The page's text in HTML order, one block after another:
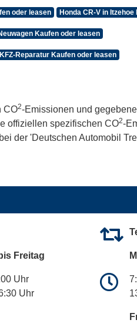
oder leasen Honda CR-V in
Kaufen oder leasen
Reparatur Kaufen oder leasen
CO2-Emissionen und
offiziellen spezifischen CO2-
der 'Deutschen Automobil
Freitag
Uhr
Uhr